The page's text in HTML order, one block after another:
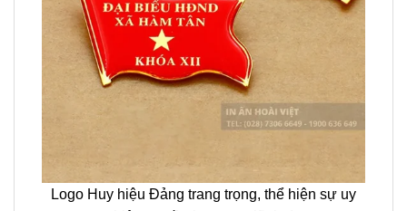
Logo Huy hiệu Đảng trang trọng, thể hiện sự uy